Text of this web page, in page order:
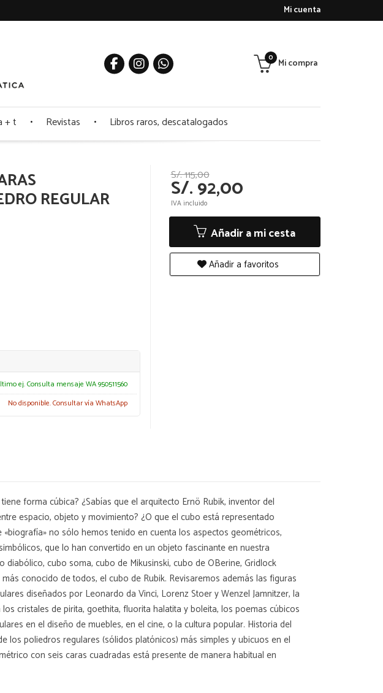
Mi cuenta
Mi compra
0
+ t Revistas Libros raros, descatalogados
REGULAR
ej. Consulta mensaje WA 950511560
No disponible. Consultar vía WhatsApp
S/. 115,00
S/. 92,00
IVA incluido
Añadir a mi cesta
Añadir a favoritos
forma cúbica? ¿Sabías que el arquitecto Ernö Rubik, inventor del
espacio, objeto y movimiento? ¿O que el cubo está representado
no sólo hemos tenido en cuenta los aspectos geométricos,
que lo han convertido en un objeto fascinante en nuestra
cubo soma, cubo de Mikusinski, cubo de OBerine, Gridlock
conocido de todos, el cubo de Rubik. Revisaremos además las figuras
diseñados por Leonardo da Vinci, Lorenz Stoer y Wenzel Jamnitzer, la
cristales de pirita, goethita, fluorita halatita y boleita, los poemas cúbicos
en el diseño de muebles, en el cine, o la cultura popular. Historia del
poliedros regulares (sólidos platónicos) más simples y ubicuos en el
con seis caras cuadradas está presente de manera habitual en